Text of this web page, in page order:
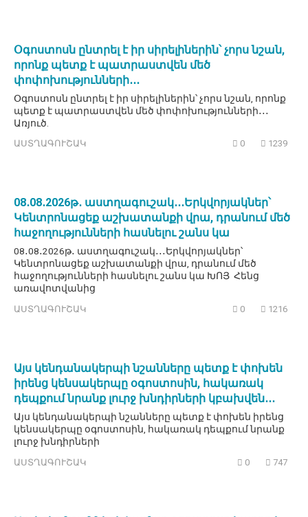
Օգոստոսն ընտրել է իր սիրելիներին՝ չորս նշան,
որոնք պետք է պատրաստվեն մեծ
փոփոխությունների․․․
Օգոստոսն ընտրել է իր սիրելիներին՝ չորս նշան, որոնք
պետք է պատրաստվեն մեծ փոփոխությունների․․․
Առյուծ.
ԱՍՏՂԱԳՈՒՇԱԿ 0 1239
08․08․2026թ․ աստղագուշակ․․․Երկվորյակներ՝
Կենտրոնացեք աշխատանքի վրա, դրանում մեծ
հաջողությունների հասնելու շանս կա
08․08․2026թ․ աստղագուշակ․․․Երկվորյակներ՝
Կենտրոնացեք աշխատանքի վրա, դրանում մեծ
հաջողությունների հասնելու շանս կա ԽՈՅ Հենց
առավոտվանից
ԱՍՏՂԱԳՈՒՇԱԿ 0 1216
Այս կենդանակերպի նշանները պետք է փոխեն
իրենց կենսակերպը օգոստոսին, հակառակ
դեպքում նրանք լուրջ խնդիրների կբախվեն․․․
Այս կենդանակերպի նշանները պետք է փոխեն իրենց
կենսակերպը օգոստոսին, հակառակ դեպքում նրանք
լուրջ խնդիրների
ԱՍՏՂԱԳՈՒՇԱԿ 0 747